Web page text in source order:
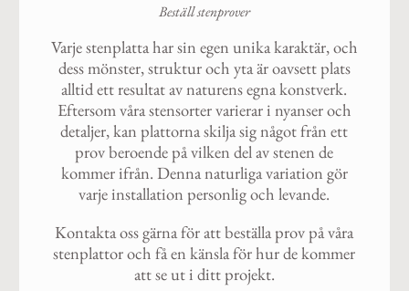
Beställ stenprover
Varje stenplatta har sin egen unika karaktär, och
dess mönster, struktur och yta är oavsett plats
alltid ett resultat av naturens egna konstverk.
Eftersom våra stensorter varierar i nyanser och
detaljer, kan plattorna skilja sig något från ett
prov beroende på vilken del av stenen de
kommer ifrån. Denna naturliga variation gör
varje installation personlig och levande.
Kontakta oss gärna för att beställa prov på våra
stenplattor och få en känsla för hur de kommer
att se ut i ditt projekt.